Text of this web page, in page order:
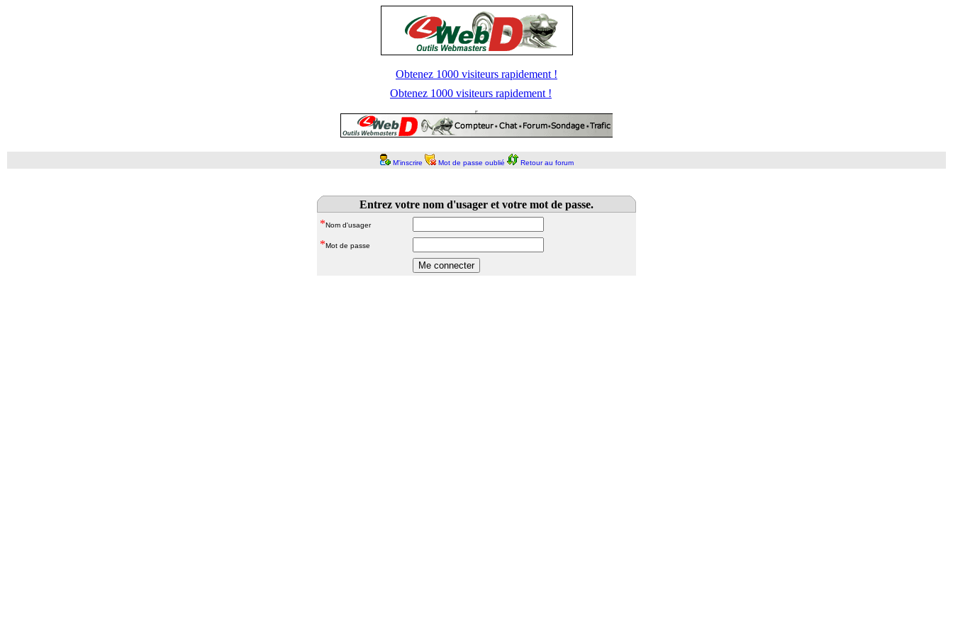
Obtenez 1000 visiteurs rapidement !
Obtenez 1000 visiteurs rapidement !
M'inscrire Mot de passe oublié Retour au forum
Entrez votre nom d'usager et votre mot de passe.
*Nom d'usager
*Mot de passe